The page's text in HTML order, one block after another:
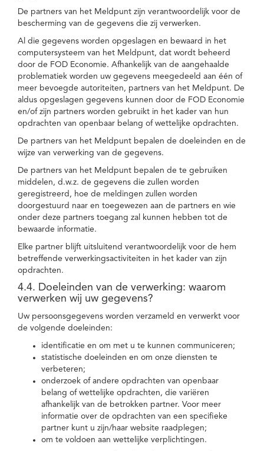
De partners van het Meldpunt zijn verantwoordelijk voor de
bescherming van de gegevens die zij verwerken.
Al die gegevens worden opgeslagen en bewaard in het
computersysteem van het Meldpunt, dat wordt beheerd
door de FOD Economie. Afhankelijk van de aangehaalde
problematiek worden uw gegevens meegedeeld aan één of
meer bevoegde autoriteiten, partners van het Meldpunt. De
aldus opgeslagen gegevens kunnen door de FOD Economie
en/of zijn partners worden gebruikt in het kader van hun
opdrachten van openbaar belang of wettelijke opdrachten.
De partners van het Meldpunt bepalen de doeleinden en de
wijze van verwerking van de gegevens.
De partners van het Meldpunt bepalen de te gebruiken
middelen, d.w.z. de gegevens die zullen worden
geregistreerd, hoe de meldingen zullen worden
doorgestuurd naar en toegewezen aan de partners en wie
onder deze partners toegang zal kunnen hebben tot de
bewaarde informatie.
Elke partner blijft uitsluitend verantwoordelijk voor de hem
betreffende verwerkingsactiviteiten in het kader van zijn
opdrachten.
4.4. Doeleinden van de verwerking: waarom
verwerken wij uw gegevens?
Uw persoonsgegevens worden verzameld en verwerkt voor
de volgende doeleinden:
identificatie en om met u te kunnen communiceren;
statistische doeleinden en om onze diensten te
verbeteren;
onderzoek of andere opdrachten van openbaar
belang of wettelijke opdrachten, die variëren
afhankelijk van de betrokken partner. Voor meer
informatie over de opdrachten van een specifieke
partner kunt u zijn/haar website raadplegen;
om te voldoen aan wettelijke verplichtingen.